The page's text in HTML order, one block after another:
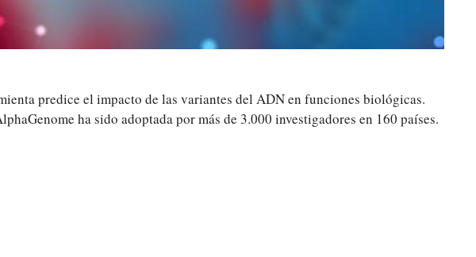
predice el impacto de las variantes del ADN en funciones biológicas.
ha sido adoptada por más de 3.000 investigadores en 160 países.